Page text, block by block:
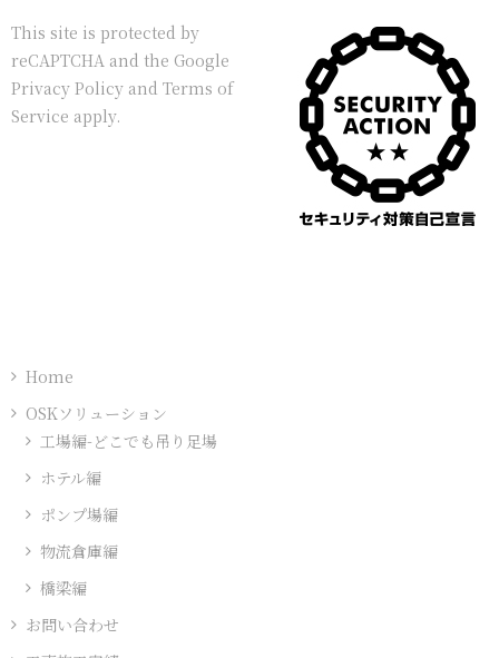
This site is protected by
reCAPTCHA and the Google
Privacy Policy and Terms of
Service apply.
Home
OSKソリューション
工場編-どこでも吊り足場
ホテル編
ポンプ場編
物流倉庫編
橋梁編
お問い合わせ